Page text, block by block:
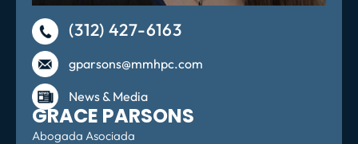
(312) 427-6163
gparsons@mmhpc.com
News & Media
GRACE PARSONS
Abogada Asociada